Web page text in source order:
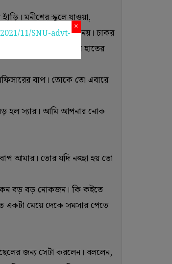
মনীশের স্কুলে যাওয়া,
ড্রাইভার পাওয়া সহজ নয়। চাকর
না কিছুই। সব তাঁর হাতের
বাপ। তোকে তো এবারে
হল স্যার। আমি আপনার নোক
বাপ আমার। তোর যদি নজ্জা হয় তো
একন বড় বড় নোকজন। কি কইতে
মেয়ে দেকে সমসার পেতে
জন্য সেটা করলেন। বললেন,
×